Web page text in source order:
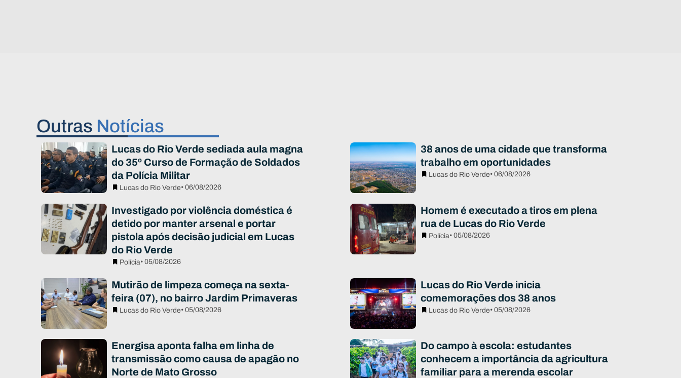
Outras Notícias
Lucas do Rio Verde sediada aula magna
do 35º Curso de Formação de Soldados
da Polícia Militar
Lucas do Rio Verde• 06/08/2026
38 anos de uma cidade que transforma
trabalho em oportunidades
Lucas do Rio Verde• 06/08/2026
Investigado por violência doméstica é
detido por manter arsenal e portar
pistola após decisão judicial em Lucas
do Rio Verde
Polícia• 05/08/2026
Homem é executado a tiros em plena
rua de Lucas do Rio Verde
Polícia• 05/08/2026
Mutirão de limpeza começa na sexta-
feira (07), no bairro Jardim Primaveras
Lucas do Rio Verde• 05/08/2026
Lucas do Rio Verde inicia
comemorações dos 38 anos
Lucas do Rio Verde• 05/08/2026
Energisa aponta falha em linha de
transmissão como causa de apagão no
Norte de Mato Grosso
Do campo à escola: estudantes
conhecem a importância da agricultura
familiar para a merenda escolar